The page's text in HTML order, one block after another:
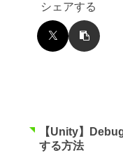
シェアする
【Unity】
する方法